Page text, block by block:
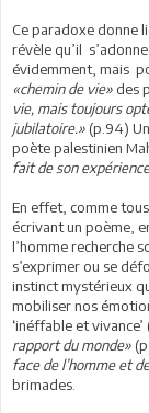
Ce paradoxe donne
révèle qu’il
évidemment, mais
«chemin de vie» des
vie, mais toujours
jubilatoire.» (p.94)
poète palestinien
fait de son
En effet, comme
écrivant un poème,
l’homme recherche
s’exprimer ou se
instinct mystérieux
mobiliser nos
‘inéffable et
rapport du monde»
face de l’homme et
brimades.